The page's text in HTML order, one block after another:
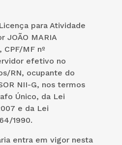
para Atividade
JOÃO MARIA
CPF/MF nº
efetivo no
RN, ocupante do
NII-G, nos termos
Único, da Lei
e da Lei
1990.
entra em vigor nesta